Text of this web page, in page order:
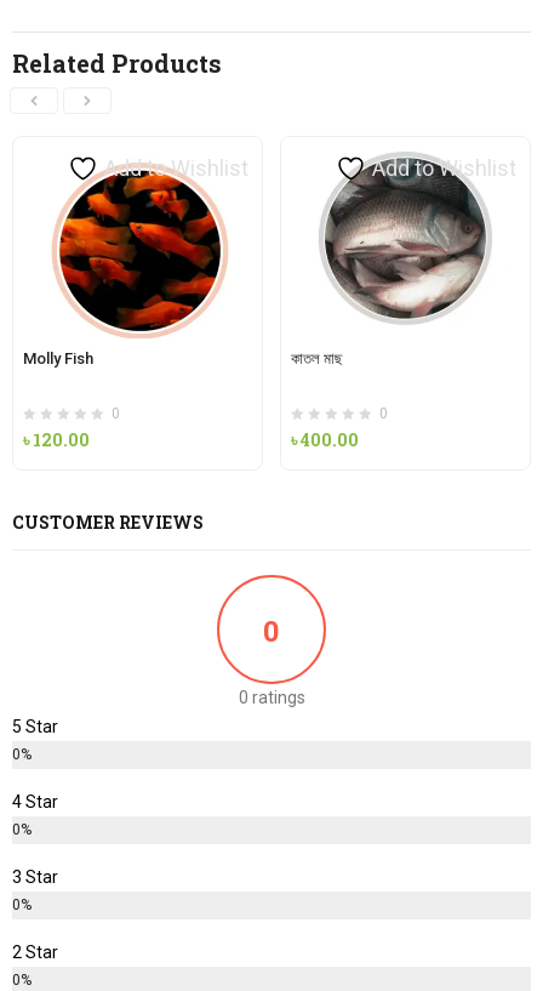
Related Products
Add to Wishlist
Molly Fish
0
৳120.00
Add to Wishlist
কাতল মাছ
0
৳400.00
CUSTOMER REVIEWS
0
0 ratings
5 Star
0%
4 Star
0%
3 Star
0%
2 Star
0%